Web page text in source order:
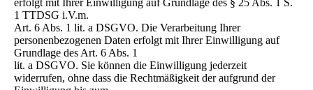
erfolgt mit Ihrer Einwilligung auf Grundlage des § 25 Abs. 1 S.
1 TTDSG i.V.m.
Art. 6 Abs. 1 lit. a DSGVO. Die Verarbeitung Ihrer
personenbezogenen Daten erfolgt mit Ihrer Einwilligung auf
Grundlage des Art. 6 Abs. 1
lit. a DSGVO. Sie können die Einwilligung jederzeit
widerrufen, ohne dass die Rechtmäßigkeit der aufgrund der